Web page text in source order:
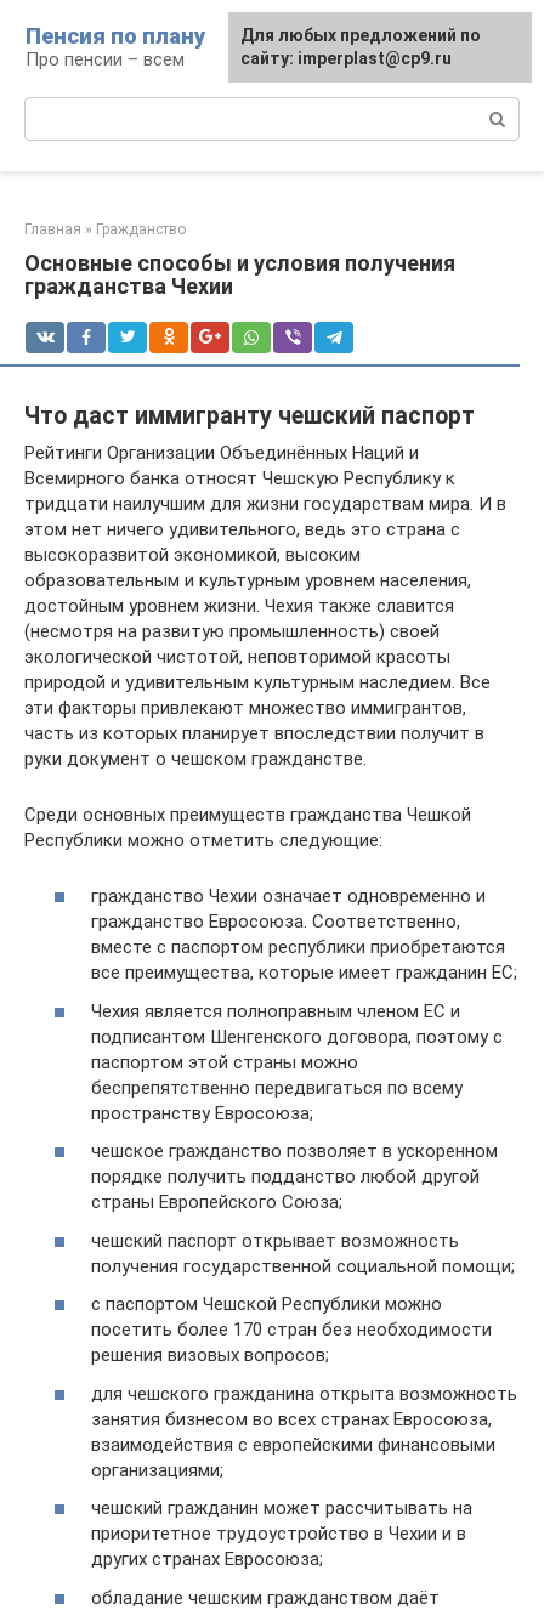
контенту
Пенсия по плану
Про пенсии – всем
Главная » Гражданство
Основные способы и условия получения
гражданства Чехии
Что даст иммигранту чешский паспорт
Рейтинги Организации Объединённых Наций и
Всемирного банка относят Чешскую Республику к
тридцати наилучшим для жизни государствам мира. И в
этом нет ничего удивительного, ведь это страна с
высокоразвитой экономикой, высоким
образовательным и культурным уровнем населения,
достойным уровнем жизни. Чехия также славится
(несмотря на развитую промышленность) своей
экологической чистотой, неповторимой красоты
природой и удивительным культурным наследием. Все
эти факторы привлекают множество иммигрантов,
часть из которых планирует впоследствии получит в
руки документ о чешском гражданстве.
Среди основных преимуществ гражданства Чешкой
Республики можно отметить следующие:
гражданство Чехии означает одновременно и
гражданство Евросоюза. Соответственно,
вместе с паспортом республики приобретаются
все преимущества, которые имеет гражданин ЕС;
Чехия является полноправным членом ЕС и
подписантом Шенгенского договора, поэтому с
паспортом этой страны можно
беспрепятственно передвигаться по всему
пространству Евросоюза;
чешское гражданство позволяет в ускоренном
порядке получить подданство любой другой
страны Европейского Союза;
чешский паспорт открывает возможность
получения государственной социальной помощи;
с паспортом Чешской Республики можно
посетить более 170 стран без необходимости
решения визовых вопросов;
для чешского гражданина открыта возможность
занятия бизнесом во всех странах Евросоюза,
взаимодействия с европейскими финансовыми
организациями;
чешский гражданин может рассчитывать на
приоритетное трудоустройство в Чехии и в
других странах Евросоюза;
обладание чешским гражданством даёт
Для любых предложений по
сайту: imperplast@cp9.ru